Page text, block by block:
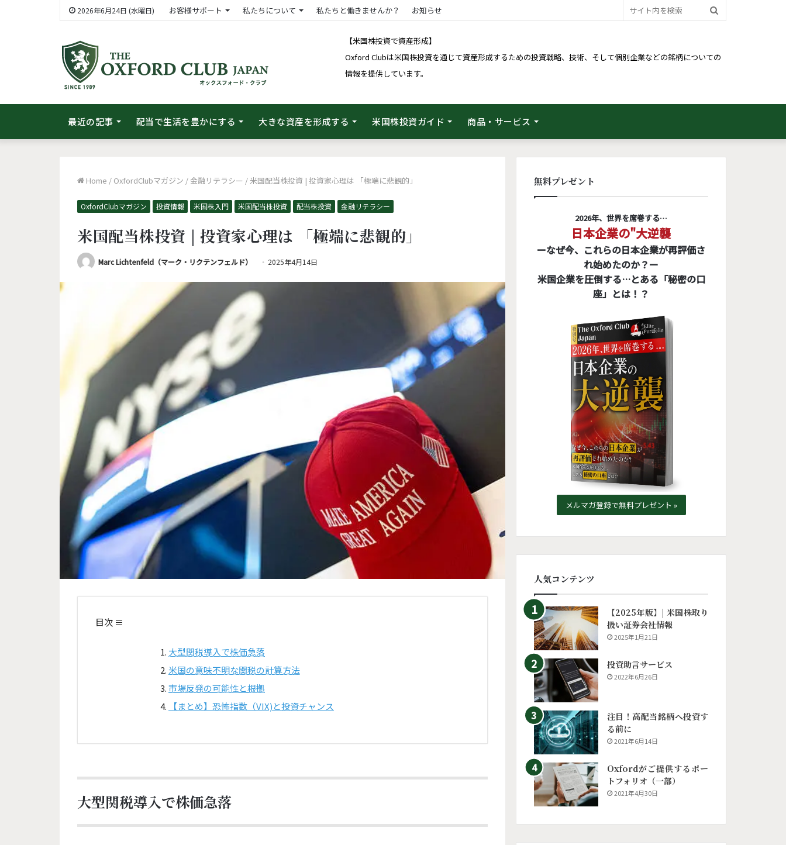
2026年6月24日 (水曜日) お客様サポート 私たちについて 私たちと働きませんか？ お知らせ
【米国株投資で資産形成】
Oxford Clubは米国株投資を通じて資産形成するための投資戦略、技術、そして個別企業などの銘柄についての
情報を提供しています。
最近の記事 配当で生活を豊かにする 大きな資産を形成する 米国株投資ガイド 商品・サービス
Home / OxfordClubマガジン / 金融リテラシー /米国配当株投資 | 投資家心理は 「極端に悲観的」
OxfordClubマガジン 投資情報 米国株入門 米国配当株投資 配当株投資 金融リテラシー
米国配当株投資 | 投資家心理は 「極端に悲観的」
Marc Lichtenfeld（マーク・リクテンフェルド） 2025年4月14日
目次 ≡
大型関税導入で株価急落
米国の意味不明な関税の計算方法
市場反発の可能性と根拠
【まとめ】恐怖指数（VIX)と投資チャンス
大型関税導入で株価急落
無料プレゼント
2026年、世界を席巻する…
日本企業の"大逆襲
ーなぜ今、これらの日本企業が再評価さ
れ始めたのか？ー
米国企業を圧倒する…とある「秘密の口
座」とは！？
メルマガ登録で無料プレゼント »
人気コンテンツ
【2025年版】| 米国株取り
扱い証券会社情報
2025年1月21日
投資助言サービス
2022年6月26日
注目！高配当銘柄へ投資す
る前に
2021年6月14日
Oxfordがご提供するポー
トフォリオ（一部）
2021年4月30日